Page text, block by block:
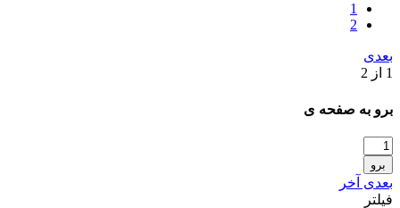
1
2
بعدی
1 از 2
برو به صفحه ی
برو
بعدی آخر
فیلتر